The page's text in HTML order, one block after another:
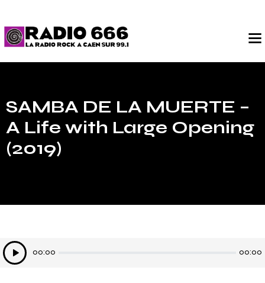
SAMBA DE LA MUERTE –
A Life with Large Opening
(2019)
Lecteur
audio
00:00 00:00